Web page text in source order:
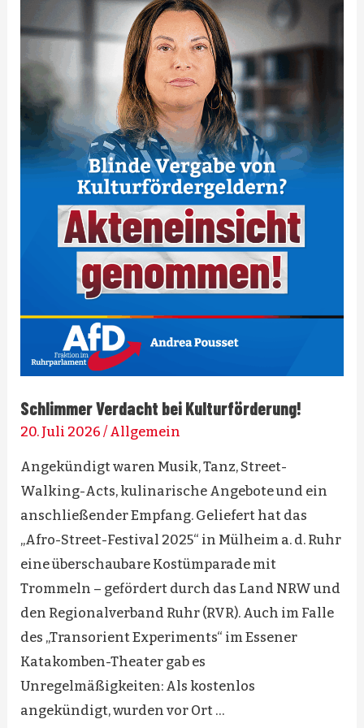
Schlimmer Verdacht bei Kulturförderung!
20. Juli 2026 / Allgemein
Angekündigt waren Musik, Tanz, Street-
Walking-Acts, kulinarische Angebote und ein
anschließender Empfang. Geliefert hat das
„Afro-Street-Festival 2025“ in Mülheim a. d. Ruhr
eine überschaubare Kostümparade mit
Trommeln – gefördert durch das Land NRW und
den Regionalverband Ruhr (RVR). Auch im Falle
des „Transorient Experiments“ im Essener
Katakomben-Theater gab es
Unregelmäßigkeiten: Als kostenlos
angekündigt, wurden vor Ort …